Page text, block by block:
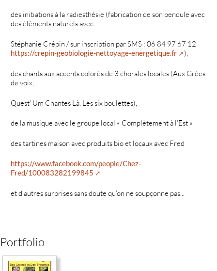
des initiations à la radiesthésie (fabrication de son pendule avec
des éléments naturels avec
Stéphanie Crépin / sur inscription par SMS : 06 84 97 67 12
https://crepin-geobiologie-nettoyage-energetique.fr ),
des chants aux accents colorés de 3 chorales locales (Aux Grées
de voix,
Quest’ Um Chantes Là, Les six boulettes),
de la musique avec le groupe local « Complètement à l’Est »
des tartines maison avec produits bio et locaux avec Fred
https://www.facebook.com/people/Chez-
Fred/100083282199845
et d’autres surprises sans doute qu’on ne soupçonne pas...
Portfolio